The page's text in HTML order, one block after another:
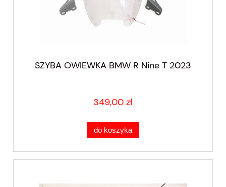
SZYBA OWIEWKA BMW R Nine T 2023
349,00 zł
do koszyka